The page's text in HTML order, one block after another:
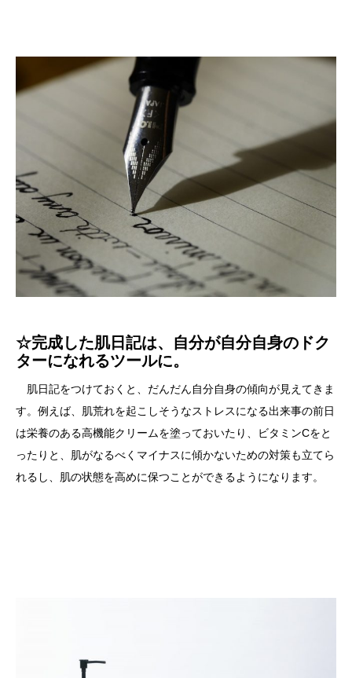
☆完成した肌日記は、自分が自分自身のドク
ターになれるツールに。
肌日記をつけておくと、だんだん自分自身の傾向が見えてきま
す。例えば、肌荒れを起こしそうなストレスになる出来事の前日
は栄養のある高機能クリームを塗っておいたり、ビタミンCをと
ったりと、肌がなるべくマイナスに傾かないための対策も立てら
れるし、肌の状態を高めに保つことができるようになります。